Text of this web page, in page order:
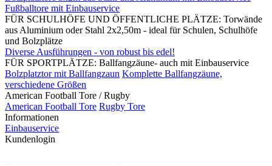
Fußballtore mit Einbauservice
FÜR SCHULHÖFE UND ÖFFENTLICHE PLÄTZE: Torwände
aus Aluminium oder Stahl 2x2,50m - ideal für Schulen, Schulhöfe
und Bolzplätze
Diverse Ausführungen - von robust bis edel!
FÜR SPORTPLÄTZE: Ballfangzäune- auch mit Einbauservice
Bolzplatztor mit Ballfangzaun Komplette Ballfangzäune,
verschiedene Größen
American Football Tore / Rugby
American Football Tore Rugby Tore
Informationen
Einbauservice
Kundenlogin